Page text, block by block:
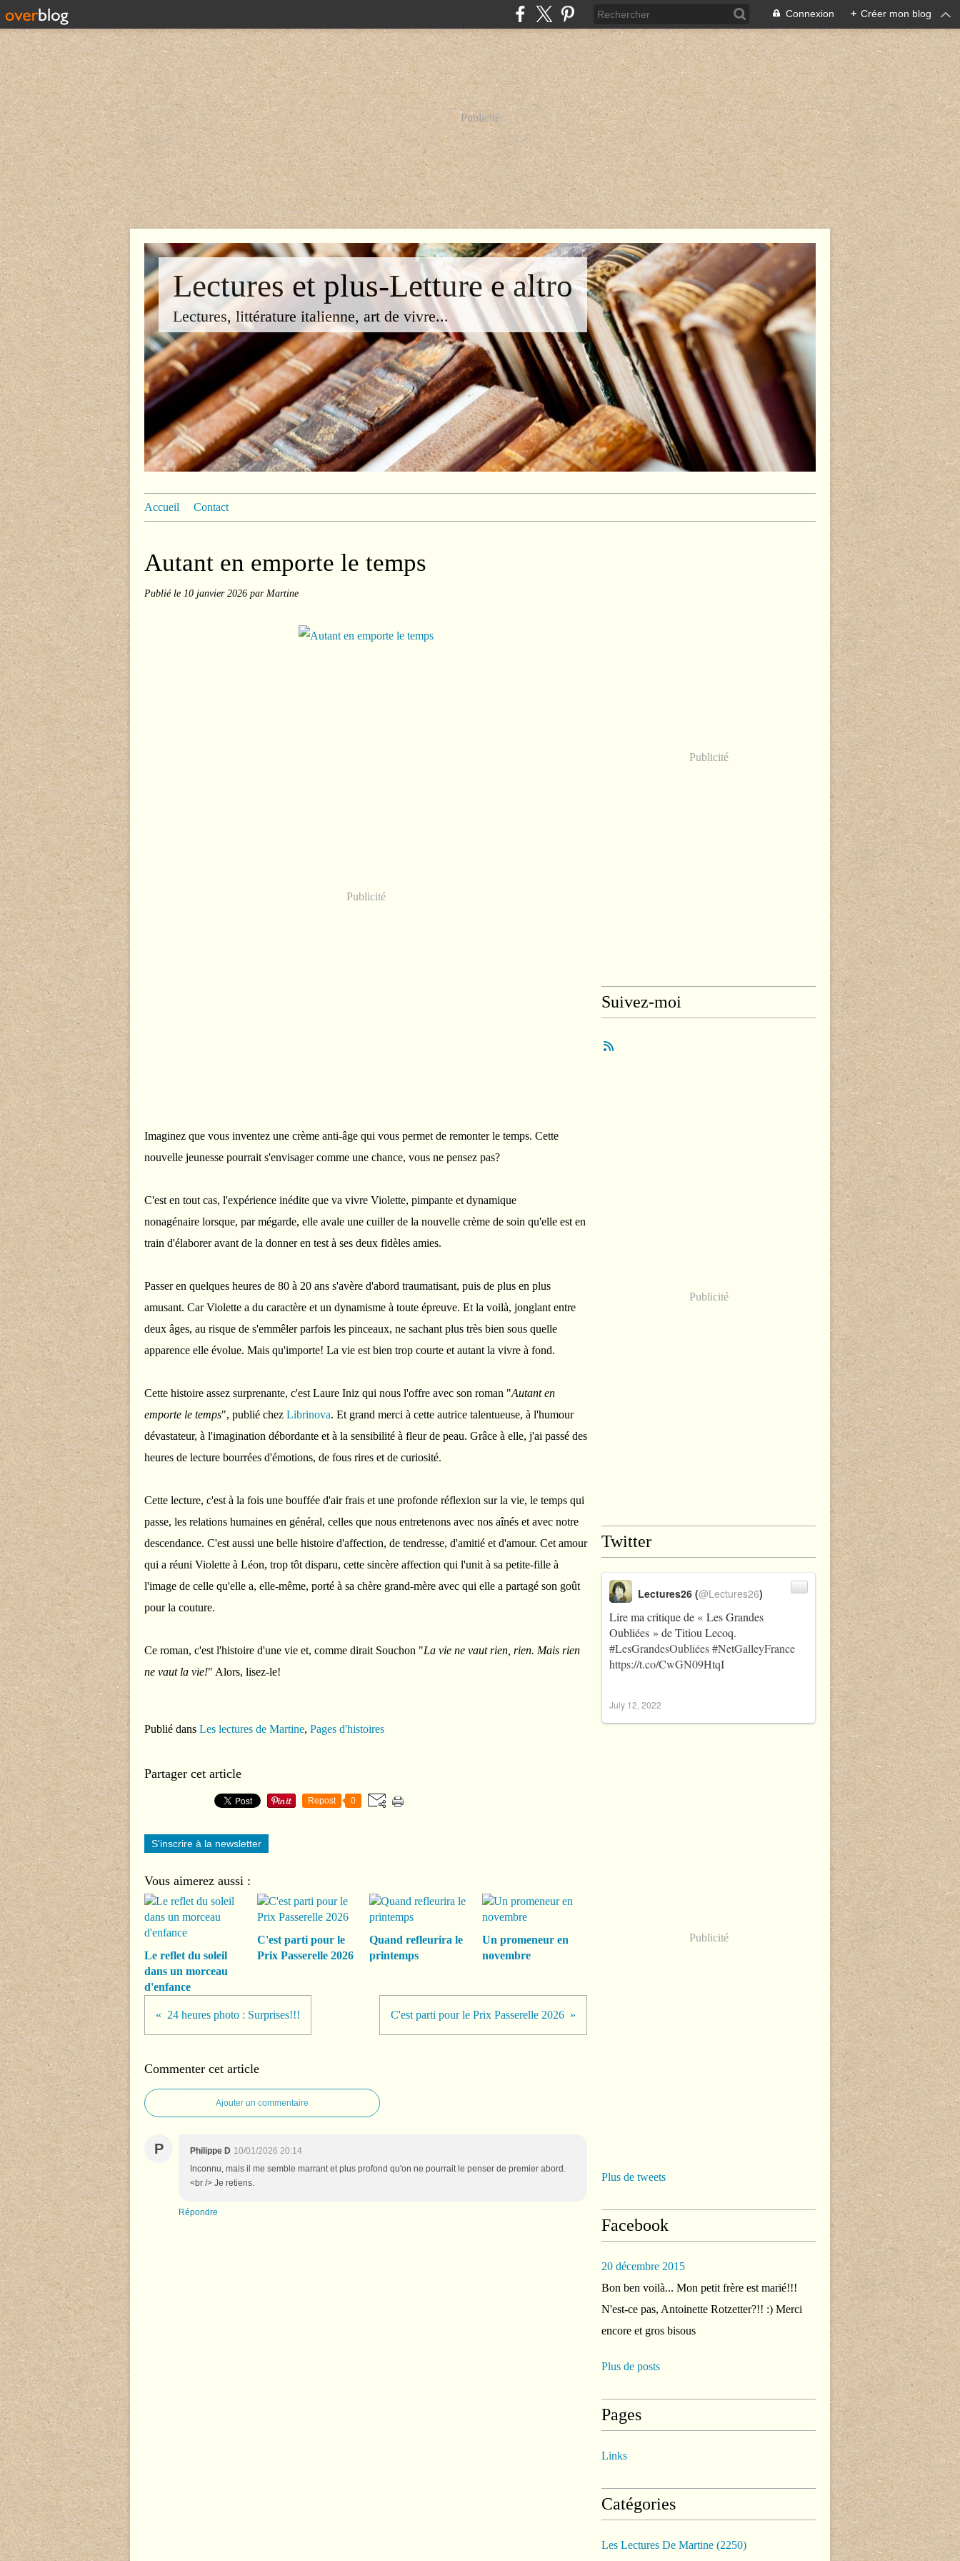
Connexion + Créer mon blog
Publicité
Lectures et plus-Letture e altro
Lectures, littérature italienne, art de vivre...
Accueil Contact
Autant en emporte le temps
Publié le 10 janvier 2026 par Martine
Publicité
Imaginez que vous inventez une crème anti-âge qui vous permet de remonter le temps. Cette
nouvelle jeunesse pourrait s'envisager comme une chance, vous ne pensez pas?
C'est en tout cas, l'expérience inédite que va vivre Violette, pimpante et dynamique
nonagénaire lorsque, par mégarde, elle avale une cuiller de la nouvelle crème de soin qu'elle est en
train d'élaborer avant de la donner en test à ses deux fidèles amies.
Passer en quelques heures de 80 à 20 ans s'avère d'abord traumatisant, puis de plus en plus
amusant. Car Violette a du caractère et un dynamisme à toute épreuve. Et la voilà, jonglant entre
deux âges, au risque de s'emmêler parfois les pinceaux, ne sachant plus très bien sous quelle
apparence elle évolue. Mais qu'importe! La vie est bien trop courte et autant la vivre à fond.
Cette histoire assez surprenante, c'est Laure Iniz qui nous l'offre avec son roman "Autant en
emporte le temps", publié chez Librinova. Et grand merci à cette autrice talentueuse, à l'humour
dévastateur, à l'imagination débordante et à la sensibilité à fleur de peau. Grâce à elle, j'ai passé des
heures de lecture bourrées d'émotions, de fous rires et de curiosité.
Cette lecture, c'est à la fois une bouffée d'air frais et une profonde réflexion sur la vie, le temps qui
passe, les relations humaines en général, celles que nous entretenons avec nos aînés et avec notre
descendance. C'est aussi une belle histoire d'affection, de tendresse, d'amitié et d'amour. Cet amour
qui a réuni Violette à Léon, trop tôt disparu, cette sincère affection qui l'unit à sa petite-fille à
l'image de celle qu'elle a, elle-même, porté à sa chère grand-mère avec qui elle a partagé son goût
pour la couture.
Ce roman, c'est l'histoire d'une vie et, comme dirait Souchon "La vie ne vaut rien, rien. Mais rien
ne vaut la vie!" Alors, lisez-le!
Publié dans Les lectures de Martine, Pages d'histoires
Partager cet article
Repost 0
S'inscrire à la newsletter
Vous aimerez aussi :
Le reflet du soleil
dans un morceau
d'enfance
C'est parti pour le
Prix Passerelle 2026
Quand refleurira le
printemps
Un promeneur en
novembre
24 heures photo : Surprises!!! C'est parti pour le Prix Passerelle 2026
Commenter cet article
Ajouter un commentaire
P Philippe D 10/01/2026 20:14
Inconnu, mais il me semble marrant et plus profond qu'on ne pourrait le penser de premier abord.
<br /> Je retiens.
Répondre
Publicité
Suivez-moi
Publicité
Twitter
Lire ma critique de « Les Grandes
Oubliées » de Titiou Lecoq.
#LesGrandesOubliées#NetGalleyFrance
https://t.co/CwGN09HtqI
Lectures26 (@Lectures26)
July 12, 2022
Publicité
Plus de tweets
Facebook
20 décembre 2015
Bon ben voilà... Mon petit frère est marié!!!
N'est-ce pas, Antoinette Rotzetter?!! :) Merci
encore et gros bisous
Plus de posts
Pages
Links
Catégories
Les Lectures De Martine (2250)